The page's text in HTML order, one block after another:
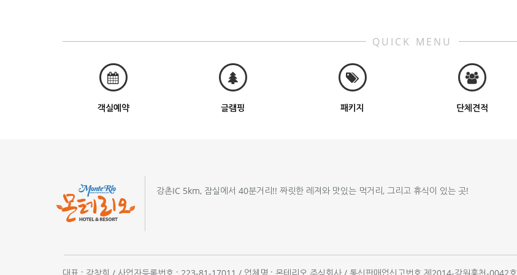
QUICK MENU
객실예약 글램핑 패키지 단체견적
강촌IC 5km, 잠실에서 40분거리!! 짜릿한 레져와 맛있는 먹거리, 그리고 휴식이 있는 곳!